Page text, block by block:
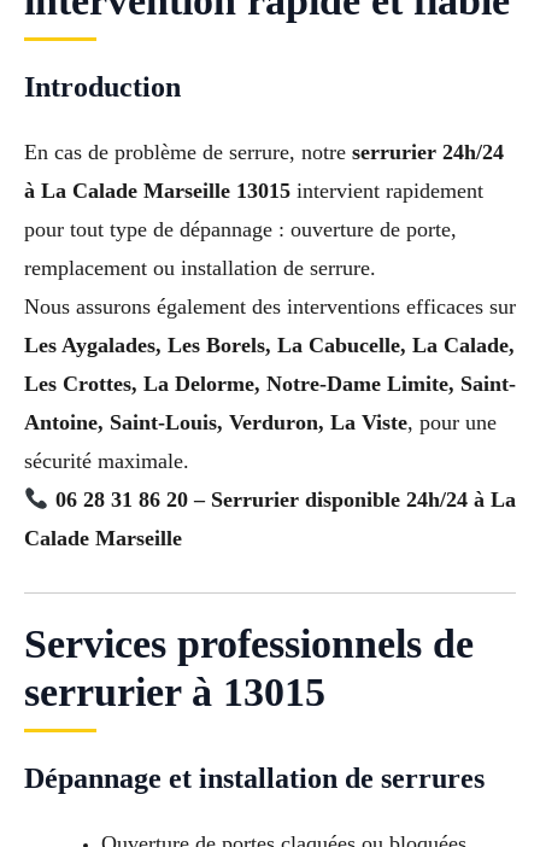
Introduction
En cas de problème de serrure, notre serrurier 24h/24
à La Calade Marseille 13015 intervient rapidement
pour tout type de dépannage : ouverture de porte,
remplacement ou installation de serrure.
Nous assurons également des interventions efficaces sur
Les Aygalades, Les Borels, La Cabucelle, La Calade,
Les Crottes, La Delorme, Notre-Dame Limite, Saint-
Antoine, Saint-Louis, Verduron, La Viste, pour une
sécurité maximale.
06 28 31 86 20 – Serrurier disponible 24h/24 à La
Calade Marseille
Services professionnels de
serrurier à 13015
Dépannage et installation de serrures